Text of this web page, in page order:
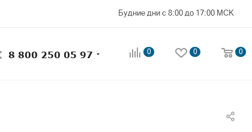
Будние дни с 8:00 до 17:00 МСК
8 800 250 05 97 0 0 0